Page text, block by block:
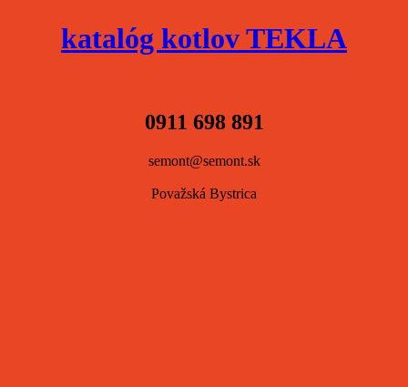
katalóg kotlov TEKLA
0911 698 891
semont@semont.sk
Považská Bystrica